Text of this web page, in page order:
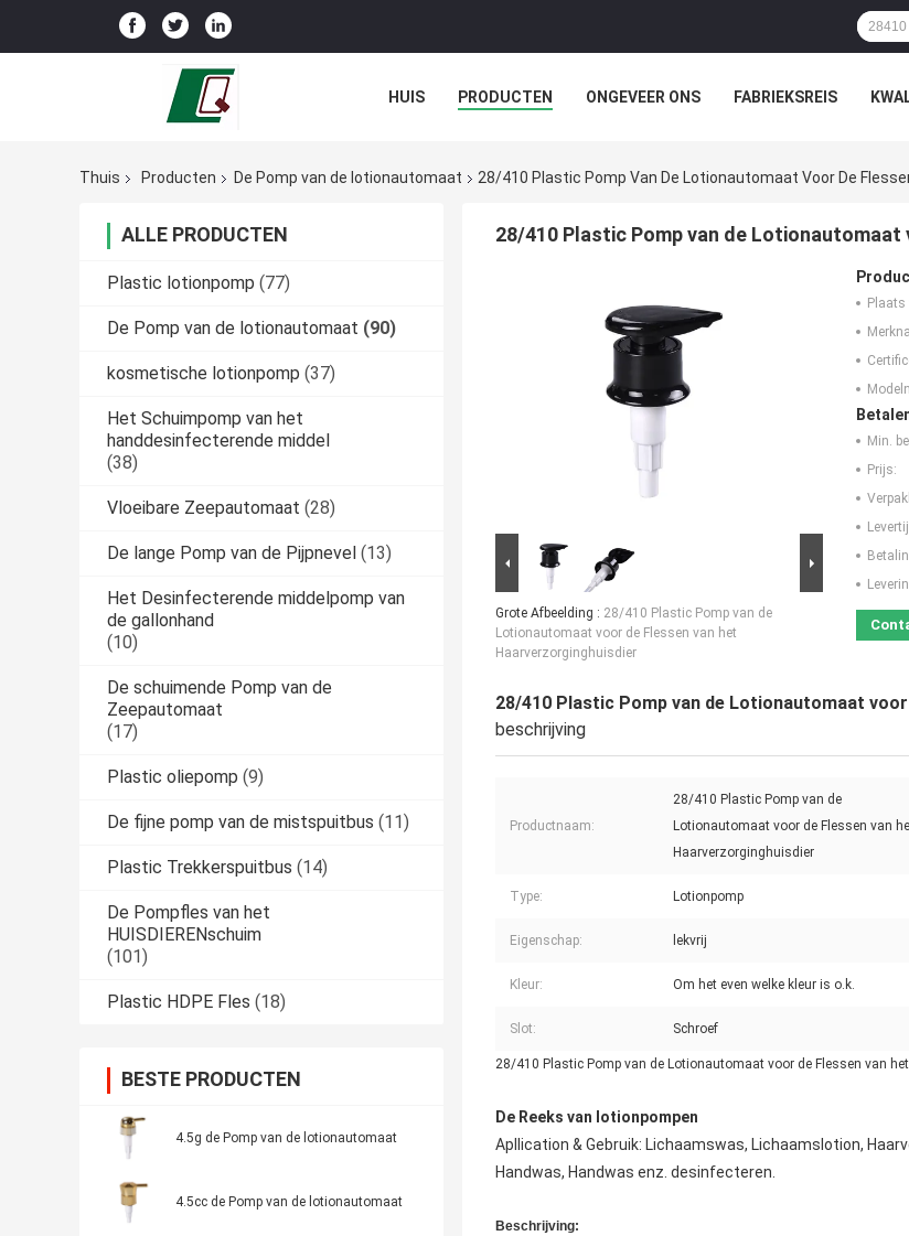
HUIS PRODUCTEN ONGEVEER ONS FABRIEKSREIS
Thuis Producten De Pomp van de lotionautomaat 28/410 Plastic Pomp Van De Lotionautomaat Voor De
ALLE PRODUCTEN
Plastic lotionpomp (77)
De Pomp van de lotionautomaat (90)
kosmetische lotionpomp (37)
Het Schuimpomp van het
handdesinfecterende middel
(38)
Vloeibare Zeepautomaat (28)
De lange Pomp van de Pijpnevel (13)
Het Desinfecterende middelpomp van
de gallonhand
(10)
De schuimende Pomp van de
Zeepautomaat
(17)
Plastic oliepomp (9)
De fijne pomp van de mistspuitbus (11)
Plastic Trekkerspuitbus (14)
De Pompfles van het
HUISDIERENschuim
(101)
Plastic HDPE Fles (18)
BESTE PRODUCTEN
4.5g de Pomp van de lotionautomaat
4.5cc de Pomp van de lotionautomaat
28/410 Plastic Pomp van de
Grote Afbeelding : 28/410 Plastic Pomp van de
Lotionautomaat voor de Flessen van het
Haarverzorginghuisdier
Min.
Prijs:
28/410 Plastic Pomp van de Lotionautomaat
beschrijving
Productnaam:
28/410 Plastic Pomp van de
Lotionautomaat voor de Flessen van
Haarverzorginghuisdier
Type: Lotionpomp
Eigenschap: lekvrij
Kleur: Om het even welke kleur is o.k.
Slot: Schroef
28/410 Plastic Pomp van de Lotionautomaat voor de Flessen van
De Reeks van lotionpompen
Apllication & Gebruik: Lichaamswas, Lichaamslotion,
Handwas, Handwas enz. desinfecteren.
Beschrijving: